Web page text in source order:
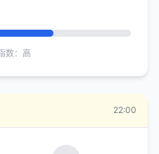
数：高
22:00